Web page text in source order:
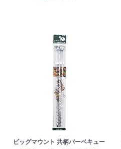
ビッグマウント 共柄バーベキュー